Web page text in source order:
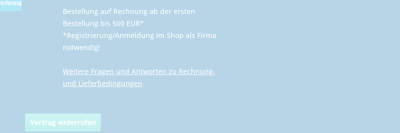
​Bestellung auf Rechnung ab der ersten
Bestellung bis 500 EUR*
*Registrierung/Anmeldung im Shop als Firma
notwendig!
Weitere Fragen und Antworten zu Rechnung-
und Lieferbedingungen
Vertrag widerrufen